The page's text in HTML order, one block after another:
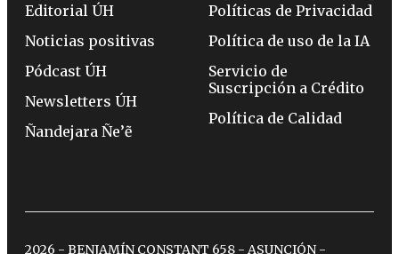
Editorial ÚH
Noticias positivas
Pódcast ÚH
Newsletters ÚH
Ñandejara Ñe’ẽ
Políticas de Privacidad
Política de uso de la IA
Servicio de
Suscripción a Crédito
Política de Calidad
2026 - BENJAMÍN CONSTANT 658 - ASUNCIÓN -